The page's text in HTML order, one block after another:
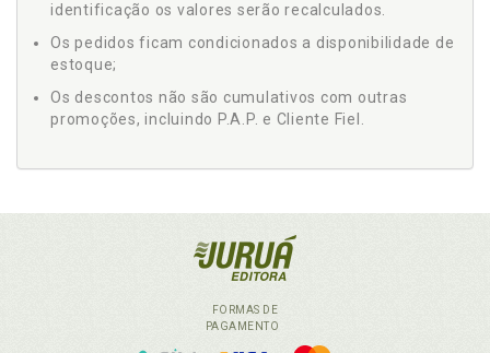
identificação os valores serão recalculados.
Os pedidos ficam condicionados a disponibilidade de
estoque;
Os descontos não são cumulativos com outras
promoções, incluindo P.A.P. e Cliente Fiel.
FORMAS DE
PAGAMENTO